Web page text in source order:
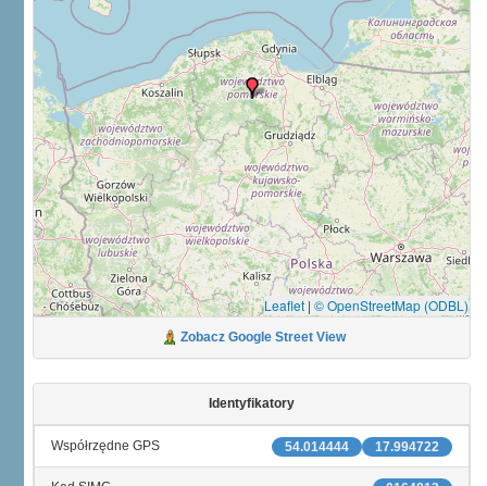
Leaflet | © OpenStreetMap (ODBL)
Zobacz Google Street View
Identyfikatory
17.994722
54.014444
Współrzędne GPS